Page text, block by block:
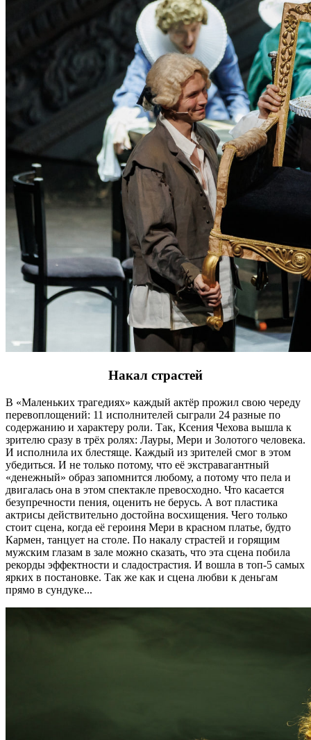
Накал страстей
В «Маленьких трагедиях» каждый актёр прожил свою череду
перевоплощений: 11 исполнителей сыграли 24 разные по
содержанию и характеру роли. Так, Ксения Чехова вышла к
зрителю сразу в трёх ролях: Лауры, Мери и Золотого человека.
И исполнила их блестяще. Каждый из зрителей смог в этом
убедиться. И не только потому, что её экстравагантный
«денежный» образ запомнится любому, а потому что пела и
двигалась она в этом спектакле превосходно. Что касается
безупречности пения, оценить не берусь. А вот пластика
актрисы действительно достойна восхищения. Чего только
стоит сцена, когда её героиня Мери в красном платье, будто
Кармен, танцует на столе. По накалу страстей и горящим
мужским глазам в зале можно сказать, что эта сцена побила
рекорды эффектности и сладострастия. И вошла в топ-5 самых
ярких в постановке. Так же как и сцена любви к деньгам
прямо в сундуке...